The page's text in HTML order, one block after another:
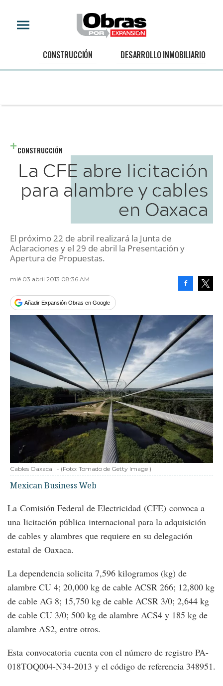
CONSTRUCCIÓN DESARROLLO INMOBILIARIO
CONSTRUCCIÓN
La CFE abre licitación
para alambre y cables
en Oaxaca
El próximo 22 de abril realizará la Junta de
Aclaraciones y el 29 de abril la Presentación y
Apertura de Propuestas.
mié 03 abril 2013 08:36 AM
Añadir Expansión Obras en Google
Cables Oaxaca - (Foto: Tomado de Getty Image )
Mexican Business Web
La Comisión Federal de Electricidad (CFE) convoca a
una licitación pública internacional para la adquisición
de cables y alambres que requiere en su delegación
estatal de Oaxaca.
La dependencia solicita 7,596 kilogramos (kg) de
alambre CU 4; 20,000 kg de cable ACSR 266; 12,800 kg
de cable AG 8; 15,750 kg de cable ACSR 3/0; 2,644 kg
de cable CU 3/0; 500 kg de alambre ACS4 y 185 kg de
alambre AS2, entre otros.
Esta convocatoria cuenta con el número de registro PA-
018TOQ004-N34-2013 y el código de referencia 348951.